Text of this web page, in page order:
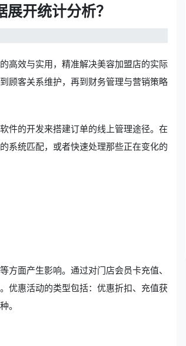
开统计分析？
高效与实用，精准解决美容加盟店的实际
顾客关系维护，再到财务管理与营销策略
件的开发来搭建订单的线上管理途径。在
系统匹配，或者快速处理那些正在变化的
面产生影响。通过对门店会员卡充值、
优惠活动的类型包括：优惠折扣、充值获
。